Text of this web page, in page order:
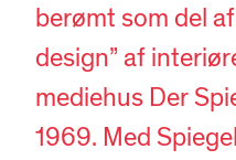
berømt som del
design” af
mediehus Der
1969. Med